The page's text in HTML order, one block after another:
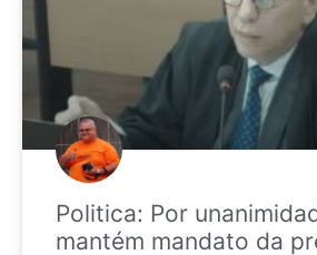
Politica: Por
mantém mandato da